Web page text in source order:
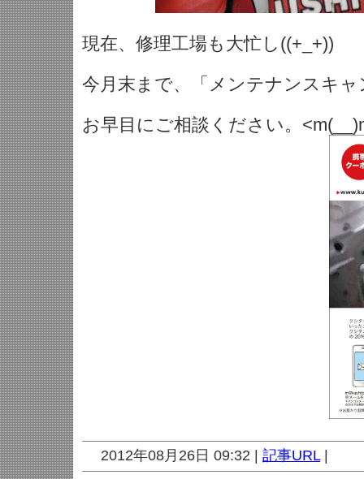
現在、修理工場も大忙し((+_+))
今月末まで、「メンテナンスキャ
お早目にご相談ください。
2012年08月26日 09:32 | 記事URL|